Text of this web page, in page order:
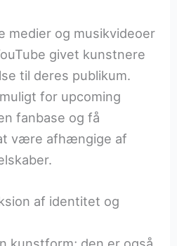
medier og musikvideoer
givet kunstnere
til deres publikum.
for upcoming
fanbase og få
være afhængige af
af identitet og